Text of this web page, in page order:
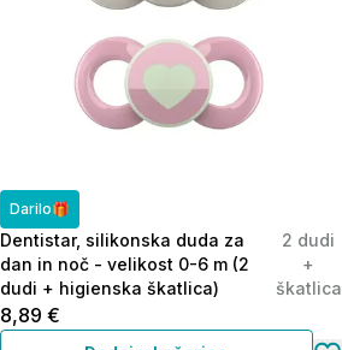
Darilo🎁
Dentistar, silikonska duda za
dan in noč - velikost 0-6 m (2
dudi + higienska škatlica)
2 dudi
+
škatlica
8,89 €